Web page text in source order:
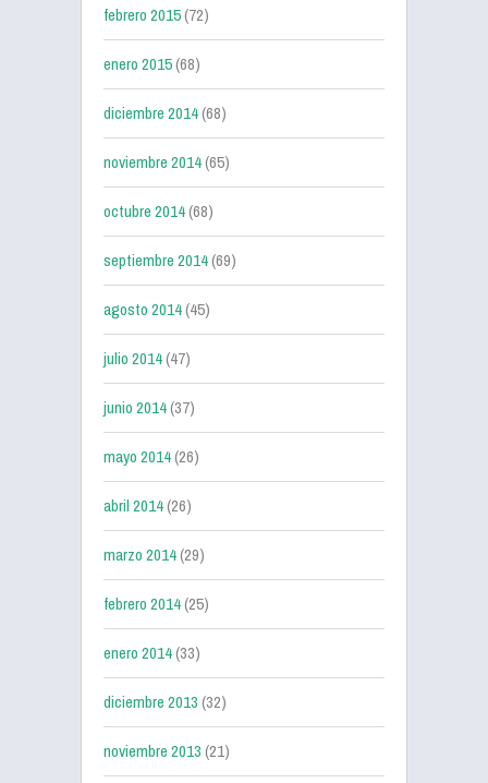
febrero 2015(72)
enero 2015(68)
diciembre 2014(68)
noviembre 2014(65)
octubre 2014(68)
septiembre 2014(69)
agosto 2014(45)
julio 2014(47)
junio 2014(37)
mayo 2014(26)
abril 2014(26)
marzo 2014(29)
febrero 2014(25)
enero 2014(33)
diciembre 2013(32)
noviembre 2013(21)